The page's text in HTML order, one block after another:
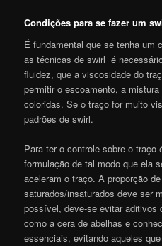
Condições para se fazer um
É fundamental que se tenha um
as técnicas de swirl é
fluidez, que a viscosidade do
permitir o escoamento, a
coloridas. Se o traço for muito
padrões de swirl.
Para ter o controle sobre o traço
formulação de tal modo que ela
aceleram o traço. A proporção
saturados/insaturados deve ser
possível, deve-se evitar aditivos
como a cera de abelhas e
essenciais, evitando aqueles